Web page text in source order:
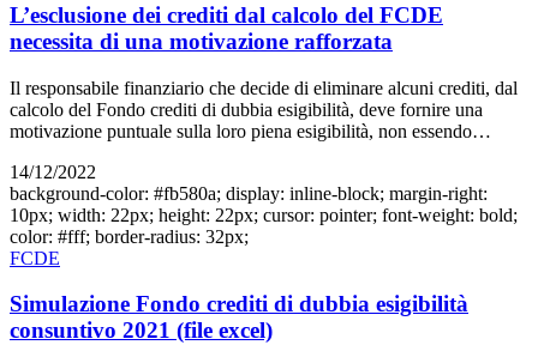
L’esclusione dei crediti dal calcolo del FCDE
necessita di una motivazione rafforzata
Il responsabile finanziario che decide di eliminare alcuni crediti, dal
calcolo del Fondo crediti di dubbia esigibilità, deve fornire una
motivazione puntuale sulla loro piena esigibilità, non essendo…
14/12/2022
background-color: #fb580a; display: inline-block; margin-right:
10px; width: 22px; height: 22px; cursor: pointer; font-weight: bold;
color: #fff; border-radius: 32px;
FCDE
Simulazione Fondo crediti di dubbia esigibilità
consuntivo 2021 (file excel)